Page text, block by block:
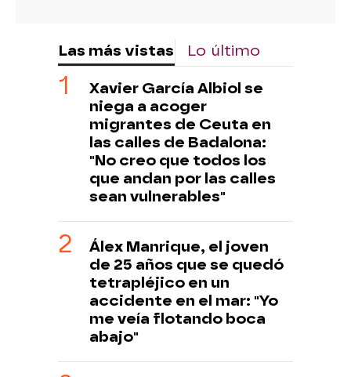
Las más vistas Lo último
Xavier García Albiol se
niega a acoger
migrantes de Ceuta en
las calles de Badalona:
"No creo que todos los
que andan por las calles
sean vulnerables"
Álex Manrique, el joven
de 25 años que se quedó
tetrapléjico en un
accidente en el mar: "Yo
me veía flotando boca
abajo"